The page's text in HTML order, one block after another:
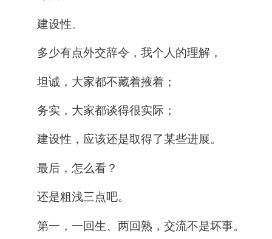
建设性。
多少有点外交辞令，我个人的理解，
坦诚，大家都不藏着掖着；
务实，大家都谈得很实际；
建设性，应该还是取得了某些进展。
最后，怎么看？
还是粗浅三点吧。
第一，一回生、两回熟，交流不是坏事。